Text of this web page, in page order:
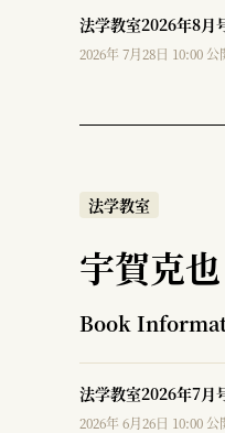
法学教室2026年8月
2026年 7月28日 10:00 公
法学教室
宇賀克
Book
法学教室2026年7月
2026年 6月26日 10:00 公